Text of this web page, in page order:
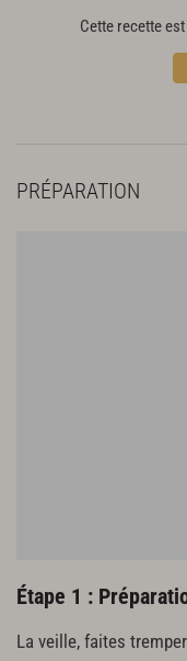
1 kg de pommes de terre
Cette recette
PRÉPARATION
Étape 1 :
La veille, faites